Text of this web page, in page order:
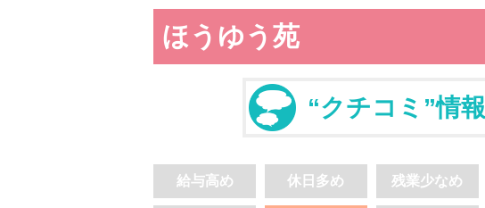
ほうゆう苑
“クチコミ”情報
給与高め 休日多め 残業少なめ